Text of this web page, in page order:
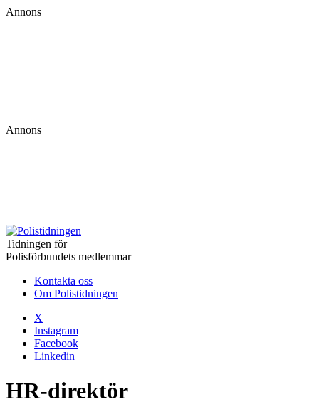
Annons
Annons
Tidningen för
Polisförbundets medlemmar
Kontakta oss
Om Polistidningen
X
Instagram
Facebook
Linkedin
HR-direktör